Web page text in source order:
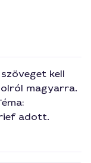
kell
magyarra.
adott.